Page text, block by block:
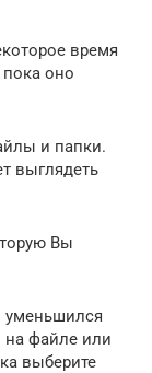
время
оно
и папки.
выглядеть
Вы
уменьшился
файле или
выберите